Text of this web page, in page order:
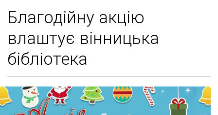
Благодійну акцію
влаштує вінницька
бібліотека